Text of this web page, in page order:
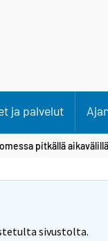
ja palvelut
pitkällä aikavälillä
sivustolta.